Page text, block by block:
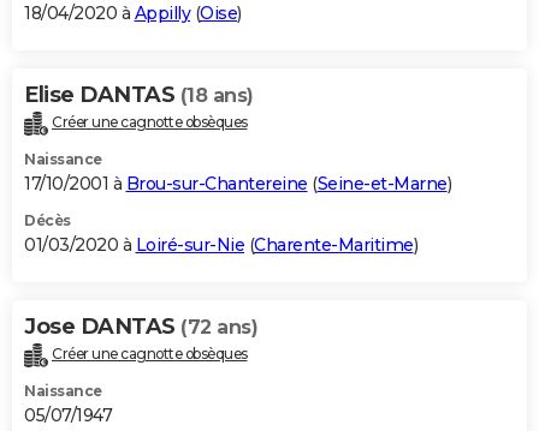
18/04/2020 à Appilly(Oise)
Elise DANTAS (18 ans)
Créer une cagnotte obsèques
Naissance
17/10/2001 à Brou-sur-Chantereine (Seine-et-Marne)
Décès
01/03/2020 à Loiré-sur-Nie (Charente-Maritime)
Jose DANTAS (72 ans)
Créer une cagnotte obsèques
Naissance
05/07/1947